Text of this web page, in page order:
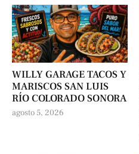
WILLY GARAGE TACOS Y
MARISCOS SAN LUIS
RÍO COLORADO SONORA
agosto 5, 2026